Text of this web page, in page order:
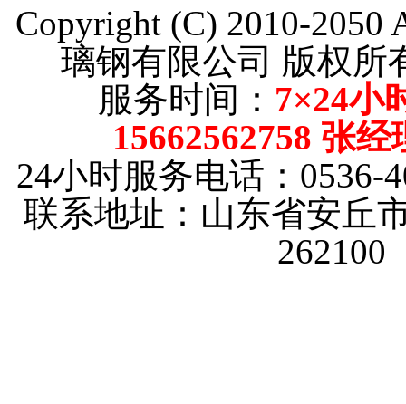
Copyright (C) 2010-2050
璃钢有限公司 版权
服务时间： 7×24小
15662562758 张
24小时服务电话：
联系地址：山东省安丘